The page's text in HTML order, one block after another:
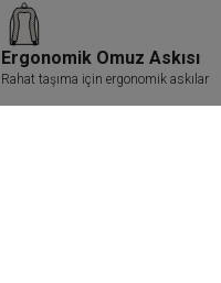
Ergonomik Omuz Askısı
Rahat taşıma için ergonomik askılar